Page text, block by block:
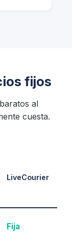
fijos
al
cuesta.
LiveCourier
Fija